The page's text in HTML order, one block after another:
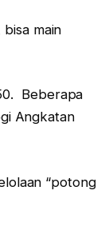
main
Beberapa
Angkatan
“potong